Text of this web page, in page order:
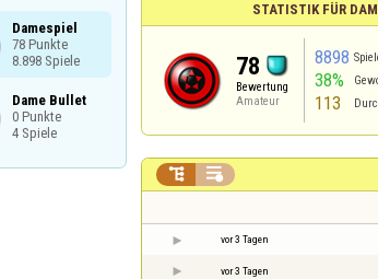
Damespiel
78 Punkte
8.898 Spiele
Dame Bullet
0 Punkte
4 Spiele
STATISTIK FÜR
78
Bewertung
Amateur
8898
38%
113
 
vor 3 Tagen
vor 3 Tagen